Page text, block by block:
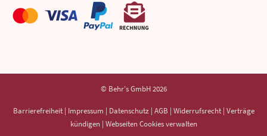
© Behr's GmbH 2026
Barrierefreiheit | Impressum | Datenschutz | AGB | Widerrufsrecht | Verträge
kündigen | Webseiten Cookies verwalten